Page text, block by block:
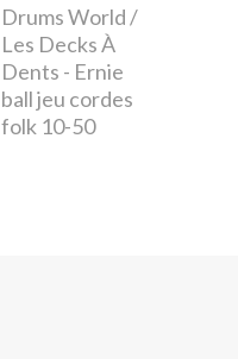
Drums World /
Les Decks À
Dents - Ernie
ball jeu cordes
folk 10-50